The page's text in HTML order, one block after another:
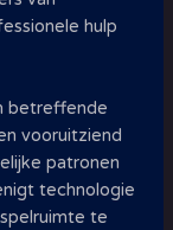
hulp
betreffende
vooruitziend
patronen
technologie
te